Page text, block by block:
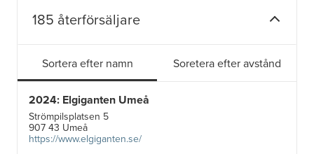
185 återförsäljare
Sortera efter namn Soretera efter avstånd
2024: Elgiganten Umeå
Strömpilsplatsen 5
907 43 Umeå
https://www.elgiganten.se/